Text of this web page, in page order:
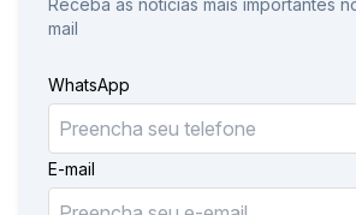
mail
WhatsApp
E-mail